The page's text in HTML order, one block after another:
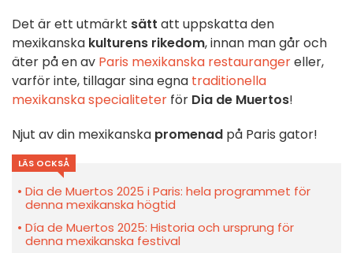
Det är ett utmärkt sätt att uppskatta den
mexikanska kulturens rikedom, innan man går och
äter på en av Paris mexikanska restaurangereller,
varför inte, tillagar sina egna traditionella
mexikanska specialiteter för Dia de Muertos!
Njut av din mexikanska promenad på Paris gator!
LÄS OCKSÅ
Dia de Muertos 2025 i Paris: hela programmet för
denna mexikanska högtid
Día de Muertos 2025: Historia och ursprung för
denna mexikanska festival